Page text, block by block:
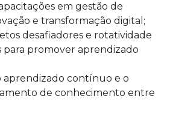
em gestão de
e transformação digital;
desafiadores e rotatividade
para promover aprendizado
aprendizado contínuo e o
de conhecimento entre